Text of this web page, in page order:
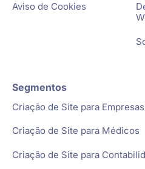
Aviso de Cookies
Segmentos
Criação de Site para
Criação de Site para Médicos
Criação de Site para